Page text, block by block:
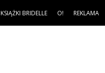
KSIĄŻKI BRIDELLE O! REKLAMA